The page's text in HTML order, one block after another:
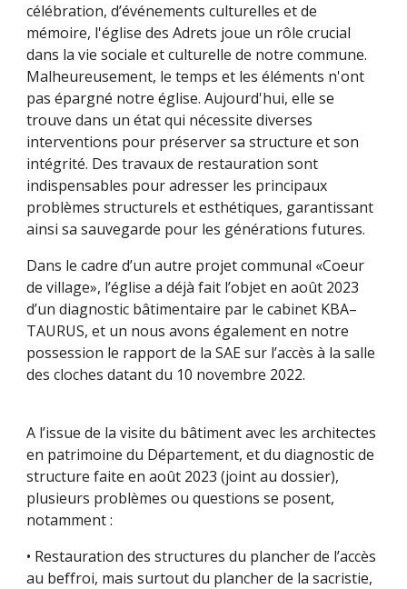
célébration, d’événements culturelles et de
mémoire, l'église des Adrets joue un rôle crucial
dans la vie sociale et culturelle de notre commune.
Malheureusement, le temps et les éléments n'ont
pas épargné notre église. Aujourd'hui, elle se
trouve dans un état qui nécessite diverses
interventions pour préserver sa structure et son
intégrité. Des travaux de restauration sont
indispensables pour adresser les principaux
problèmes structurels et esthétiques, garantissant
ainsi sa sauvegarde pour les générations futures.
Dans le cadre d’un autre projet communal «Coeur
de village», l’église a déjà fait l’objet en août 2023
d’un diagnostic bâtimentaire par le cabinet KBA–
TAURUS, et un nous avons également en notre
possession le rapport de la SAE sur l’accès à la salle
des cloches datant du 10 novembre 2022.
A l’issue de la visite du bâtiment avec les architectes
en patrimoine du Département, et du diagnostic de
structure faite en août 2023 (joint au dossier),
plusieurs problèmes ou questions se posent,
notamment :
• Restauration des structures du plancher de l’accès
au beffroi, mais surtout du plancher de la sacristie,